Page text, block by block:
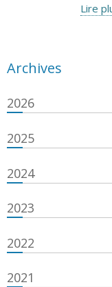
Lire
Archives
2026
2025
2024
2023
2022
2021